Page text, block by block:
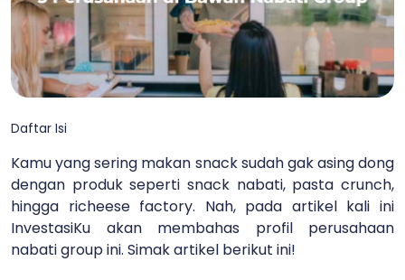
Daftar Isi
Kamu yang sering makan snack sudah gak asing dong
dengan produk seperti snack nabati, pasta crunch,
hingga richeese factory. Nah, pada artikel kali ini
InvestasiKu akan membahas profil perusahaan
nabati group ini. Simak artikel berikut ini!